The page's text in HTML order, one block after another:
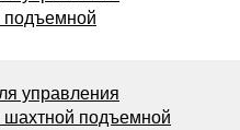
подъемной
управления
шахтной подъемной